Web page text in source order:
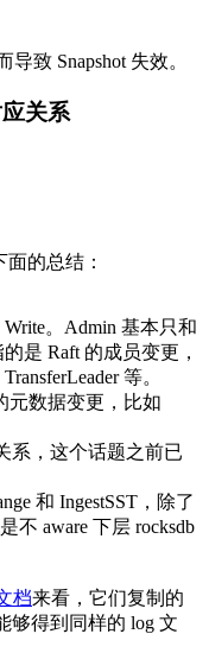
致 Snapshot 失效。
关系
的总结：
。Admin 基本只和
是 Raft 的成员变更，
等。
元数据变更，比如
系，这个话题之前已
和 IngestSST，除了
不 aware 下层 rocksdb
档来看，它们复制的
够得到同样的 log 文